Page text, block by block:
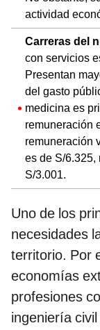
actividad
Carreras del
con servicios
Presentan
del gasto
medicina es
remuneración
remuneración
es de S/6.325,
S/3.001.
Uno de los
necesidades
territorio. Por
economías
profesiones
ingeniería